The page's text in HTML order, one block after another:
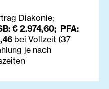
Diakonie;
€ 2.974,60; PFA:
bei Vollzeit (37
je nach